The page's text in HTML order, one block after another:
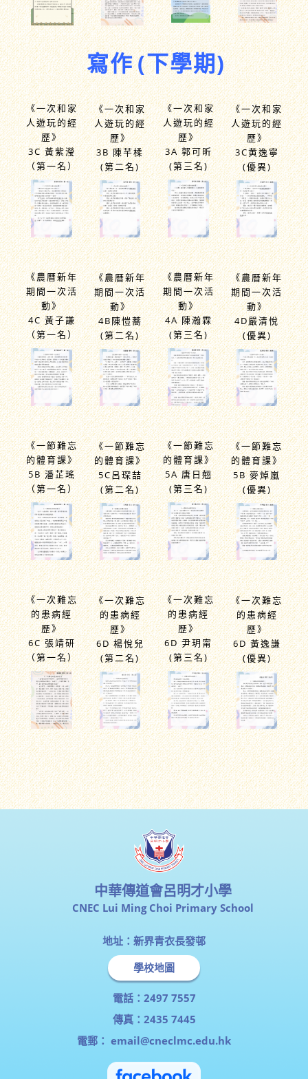
寫作(下學期)
《一次和家
人遊玩的經
歷》
3C 黃紫瀅
（第一名）
《一次和家
人遊玩的經
歷》
3B 陳芊楺
(第二名)
《一次和家
人遊玩的經
歷》
3A 郭可昕
(第三名)
《一次和家
人遊玩的經
歷》
3C黄逸寧
(優異)
《農曆新年
期間一次活
動》
4C 黃子謙
（第一名）
《農曆新年
期間一次活
動》
4B陳愷蕎
(第二名)
《農曆新年
期間一次活
動》
4A 陳瀚霖
(第三名)
《農曆新年
期間一次活
動》
4D嚴清悅
(優異)
《一節難忘
的體育課》
5B 潘芷瑤
（第一名）
《一節難忘
的體育課》
5C呂琛喆
(第二名)
《一節難忘
的體育課》
5A 唐日翹
(第三名)
《一節難忘
的體育課》
5B 麥焯嵐
(優異)
《一次難忘
的患病經
歷》
6C 張靖研
（第一名）
《一次難忘
的患病經
歷》
6D 楊悅兒
(第二名)
《一次難忘
的患病經
歷》
6D 尹玥甯
(第三名)
《一次難忘
的患病經
歷》
6D 黃逸謙
(優異)
中華傳道會呂明才小學
CNEC Lui Ming Choi Primary School
地址：新界青衣長發邨
學校地圖
電話：2497 7557
傳真：2435 7445
電郵： email@cneclmc.edu.hk